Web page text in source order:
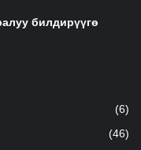
билдирүүгө
(6)
(46)